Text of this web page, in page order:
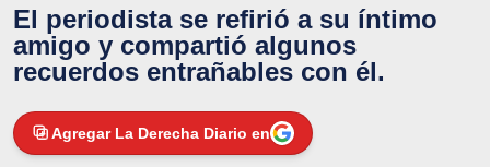
El periodista se refirió a su íntimo
amigo y compartió algunos
recuerdos entrañables con él.
Agregar La Derecha Diario en